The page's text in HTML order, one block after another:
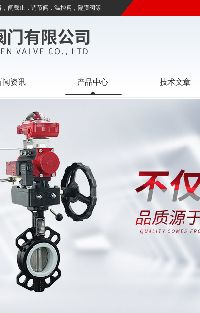
闸截止，调节阀，温控阀，隔膜阀等
闻资讯 产品中心 技术文章